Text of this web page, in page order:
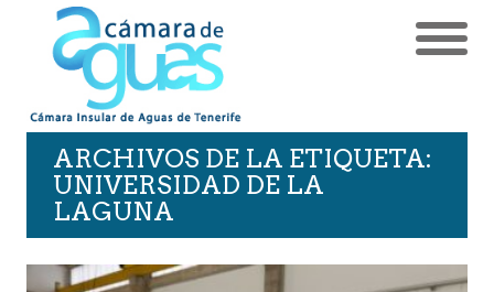
ARCHIVOS DE LA ETIQUETA:
UNIVERSIDAD DE LA
LAGUNA